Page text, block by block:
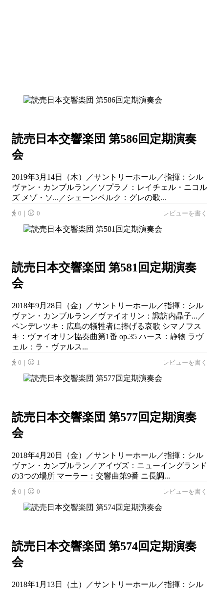
読売日本交響楽団 第586回定期演奏
会
2019年3月14日（木）／サントリーホール／指揮：シル
ヴァン・カンブルラン／ソプラノ：レイチェル・ニコル
ズ メゾ・ソ...／シェーンベルク：グレの歌...
0｜ 0 レビューを書く
読売日本交響楽団 第581回定期演奏
会
2018年9月28日（金）／サントリーホール／指揮：シル
ヴァン・カンブルラン／ヴァイオリン：諏訪内晶子...／
ペンデレツキ：広島の犠牲者に捧げる哀歌 シマノフス
キ：ヴァイオリン協奏曲第1番 op.35 ハース：静物 ラヴ
ェル：ラ・ヴァルス...
0｜ 1 レビューを書く
読売日本交響楽団 第577回定期演奏
会
2018年4月20日（金）／サントリーホール／指揮：シル
ヴァン・カンブルラン／アイヴズ：ニューイングランド
の3つの場所 マーラー：交響曲第9番 ニ長調...
0｜ 0 レビューを書く
読売日本交響楽団 第574回定期演奏
会
2018年1月13日（土）／サントリーホール／指揮：シル